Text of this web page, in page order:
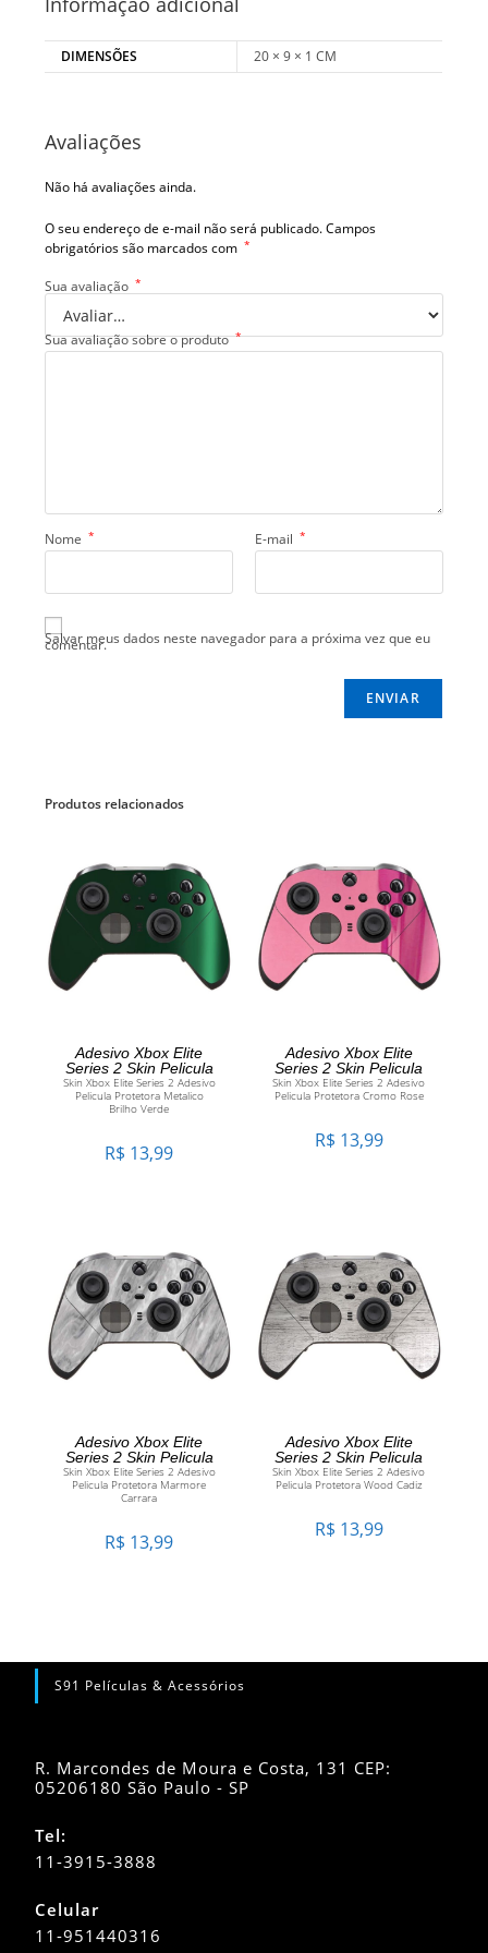
DIMENSÕES 20 × 9 × 1 CM
Avaliações
Não há avaliações ainda.
O seu endereço de e-mail não será publicado.Campos
obrigatórios são marcados com *
Sua avaliação *
Sua avaliação sobre o produto *
Nome * E-mail *
Salvar meus dados neste navegador para a próxima vez que eu
comentar.
Produtos relacionados
ADICIONAR AO
CARRINHO
Adesivo Xbox Elite
Series 2 Skin Pelicula
Skin Xbox Elite Series 2 Adesivo
Pelicula Protetora Metalico
Brilho Verde
R$ 13,99
ADICIONAR AO
CARRINHO
Adesivo Xbox Elite
Series 2 Skin Pelicula
Skin Xbox Elite Series 2 Adesivo
Pelicula Protetora Cromo Rose
R$ 13,99
ADICIONAR AO
CARRINHO
Adesivo Xbox Elite
Series 2 Skin Pelicula
Skin Xbox Elite Series 2 Adesivo
Pelicula Protetora Marmore
Carrara
R$ 13,99
ADICIONAR AO
CARRINHO
Adesivo Xbox Elite
Series 2 Skin Pelicula
Skin Xbox Elite Series 2 Adesivo
Pelicula Protetora Wood Cadiz
R$ 13,99
S91 Películas & Acessórios
R. Marcondes de Moura e Costa, 131 CEP:
05206180 São Paulo - SP
Tel:
11-3915-3888
Celular
11-951440316